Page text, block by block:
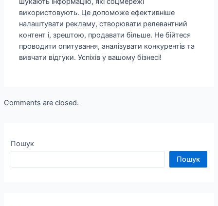
використовують. Це допоможе ефективніше
налаштувати рекламу, створювати релевантний
контент і, зрештою, продавати більше. Не бійтеся
проводити опитування, аналізувати конкурентів та
вивчати відгуки. Успіхів у вашому бізнесі!
Comments are closed.
Пошук
Пошук